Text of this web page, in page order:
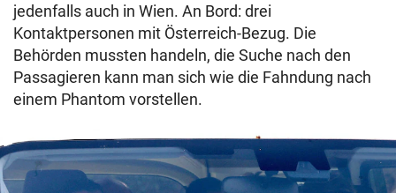
jedenfalls auch in Wien. An Bord: drei
Kontaktpersonen mit Österreich-Bezug. Die
Behörden mussten handeln, die Suche nach den
Passagieren kann man sich wie die Fahndung nach
einem Phantom vorstellen.